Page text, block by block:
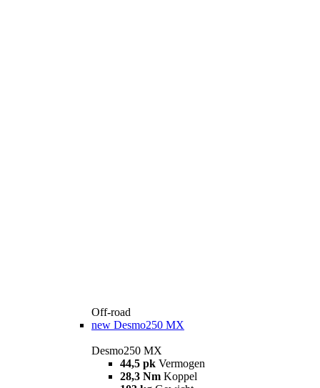
Off-road
new Desmo250 MX
Desmo250 MX
44,5 pk Vermogen
28,3 Nm Koppel